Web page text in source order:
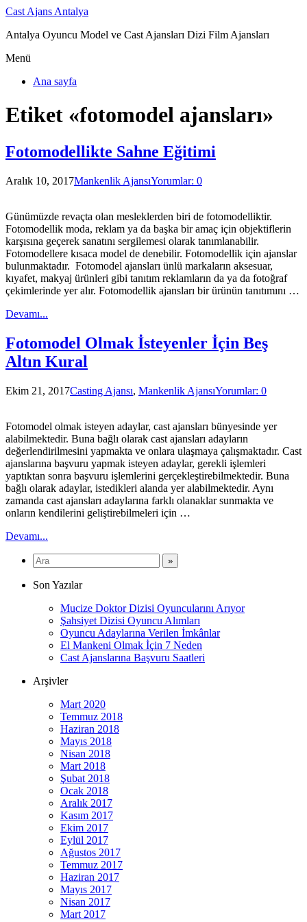
Cast Ajans Antalya
Antalya Oyuncu Model ve Cast Ajansları Dizi Film Ajansları
Menü
Ana sayfa
Etiket «fotomodel ajansları»
Fotomodellikte Sahne Eğitimi
Aralık 10, 2017Mankenlik AjansıYorumlar: 0
Günümüzde revaçta olan mesleklerden biri de fotomodelliktir.
Fotomodellik moda, reklam ya da başka bir amaç için objektiflerin
karşısına geçerek sanatını sergilemesi olarak tanımlanabilir.
Fotomodellere kısaca model de denebilir. Fotomodellik için ajanslar
bulunmaktadır. Fotomodel ajansları ünlü markaların aksesuar,
kıyafet, makyaj ürünleri gibi tanıtım reklamların da ya da fotoğraf
çekimlerinde yer alır. Fotomodellik ajansları bir ürünün tanıtımını …
Devamı...
Fotomodel Olmak İsteyenler İçin Beş
Altın Kural
Ekim 21, 2017Casting Ajansı, Mankenlik AjansıYorumlar: 0
Fotomodel olmak isteyen adaylar, cast ajansları bünyesinde yer
alabilmektedir. Buna bağlı olarak cast ajansları adayların
değerlendirilmesini yapmakta ve onlara ulaşmaya çalışmaktadır. Cast
ajanslarına başvuru yapmak isteyen adaylar, gerekli işlemleri
yaptıktan sonra başvuru işlemlerini gerçekleştirebilmektedir. Buna
bağlı olarak adaylar, istedikleri alanda yer alabilmektedir. Aynı
zamanda cast ajansları adaylarına farklı olanaklar sunmakta ve
onların kendilerini geliştirebilmeleri için …
Devamı...
Son Yazılar
Mucize Doktor Dizisi Oyuncularını Arıyor
Şahsiyet Dizisi Oyuncu Alımları
Oyuncu Adaylarına Verilen İmkânlar
El Mankeni Olmak İçin 7 Neden
Cast Ajanslarına Başvuru Saatleri
Arşivler
Mart 2020
Temmuz 2018
Haziran 2018
Mayıs 2018
Nisan 2018
Mart 2018
Şubat 2018
Ocak 2018
Aralık 2017
Kasım 2017
Ekim 2017
Eylül 2017
Ağustos 2017
Temmuz 2017
Haziran 2017
Mayıs 2017
Nisan 2017
Mart 2017